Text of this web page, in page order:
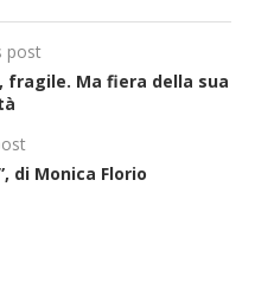
post
fragile. Ma fiera della sua
di Monica Florio